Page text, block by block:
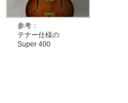
参考：
テナー仕様の
Super 400